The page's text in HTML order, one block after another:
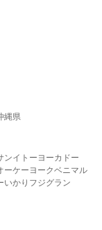
縄県
ンイトーヨーカドー
ーケー ヨークベニマル
いかり フジグラン